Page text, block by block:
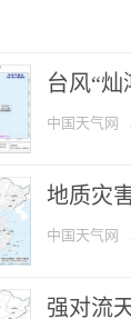
台风“
中国天气网
地质灾
中国天气网
强对流